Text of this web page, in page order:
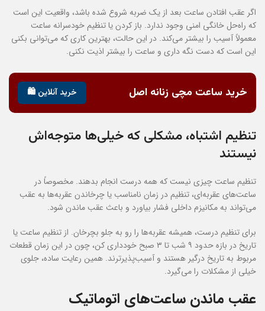
اگر عقب افتادن ساعت بعد از یک ضربه شروع شده باشد، واقعیت این است
که راه‌حل خانگی امنی وجود ندارد. باز کردن یا تنظیم خودسرانه ساعت
معمولاً آسیب را بیشتر می‌کند. در این حالت، بهترین کاری که می‌توانی بکنی
این است که دست نگه داری و ساعت را بیشتر اذیت نکنی.
خرید ساعت مچی زنانه اصل خرید آنلاین 🛍️
تنظیم اشتباه، مشکلی که خیلی‌ها متوجه‌اش
نیستند
تنظیم ساعت چیزی نیست که همه درست انجام بدهند. مخصوصاً در
ساعت‌های عقربه‌ای، تنظیم در زمان نامناسب یا چرخاندن عقربه‌ها به عقب
می‌تواند به مکانیزم داخلی فشار بیاورد و باعث عقب ماندن شود.
برای تنظیم درست، همیشه عقربه‌ها را رو به جلو بچرخان. از تنظیم ساعت یا
تاریخ در بازه حدود ۹ شب تا ۳ صبح خودداری کن، چون در این زمان قطعات
مربوط به تاریخ درگیر هستند و آسیب‌پذیرترند. همین رعایت ساده، جلوی
خیلی از مشکلات را می‌گیرد.
عقب ماندن ساعت‌های اتوماتیک